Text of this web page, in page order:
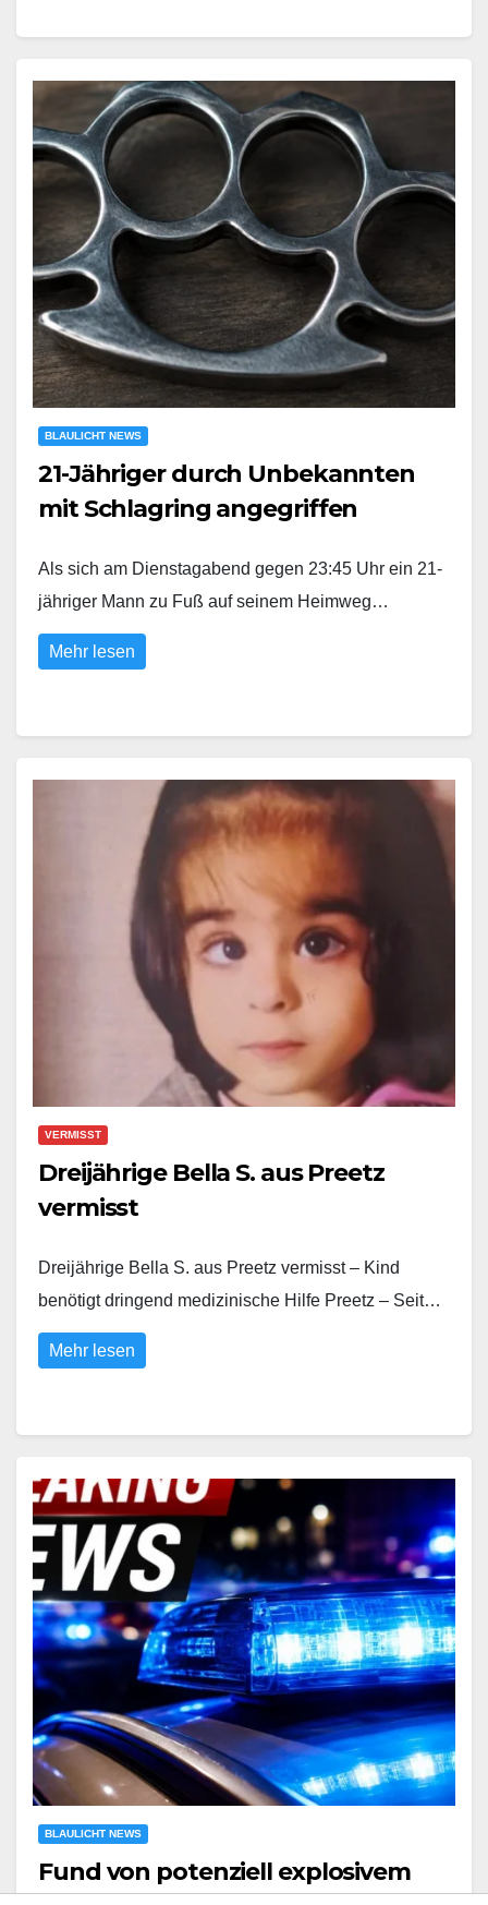
BLAULICHT NEWS
21-Jähriger durch Unbekannten
mit Schlagring angegriffen
Als sich am Dienstagabend gegen 23:45 Uhr ein 21-
jähriger Mann zu Fuß auf seinem Heimweg…
Mehr lesen
VERMISST
Dreijährige Bella S. aus Preetz
vermisst
Dreijährige Bella S. aus Preetz vermisst – Kind
benötigt dringend medizinische Hilfe Preetz – Seit…
Mehr lesen
BLAULICHT NEWS
Fund von potenziell explosivem